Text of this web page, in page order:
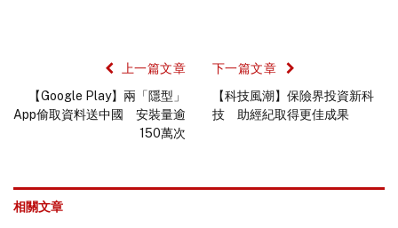
上一篇文章
【Google Play】兩「隱型」
App偷取資料送中國 安裝量逾
150萬次
下一篇文章
【科技風潮】保險界投資新科
技 助經紀取得更佳成果
相關文章